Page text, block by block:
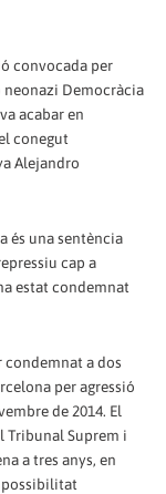
convocada per
Democràcia
acabar en
conegut
Alejandro
és una sentència
cap a
estat condemnat
condemnat a dos
per agressió
de 2014. El
Tribunal Suprem i
a tres anys, en
possibilitat